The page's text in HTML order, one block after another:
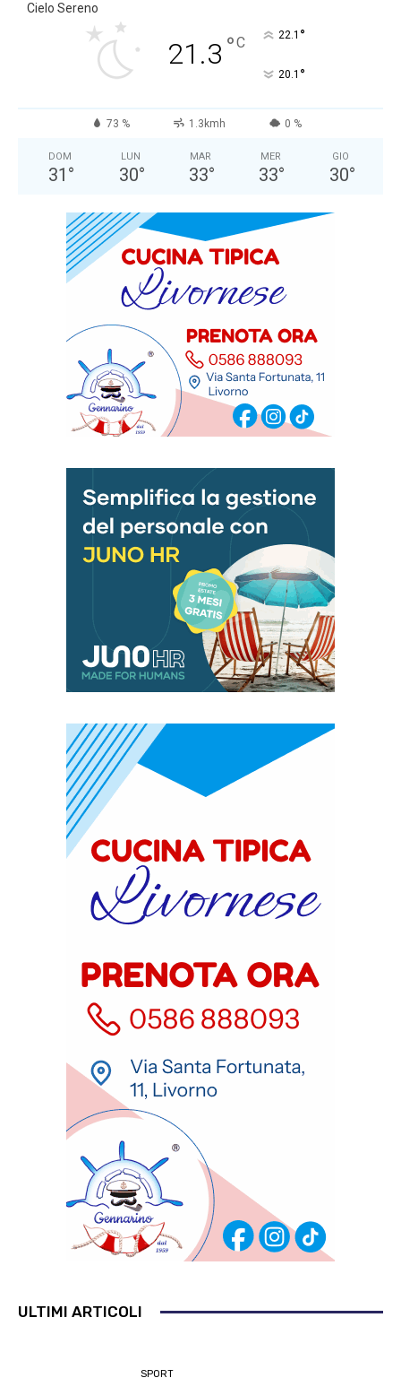
Cielo Sereno
21.3 °C 22.1 °
20.1 °
73 % 1.3kmh 0 %
DOM
31 °
LUN
30°
MAR
33°
MER
33°
GIO
30°
ULTIMI ARTICOLI
SPORT